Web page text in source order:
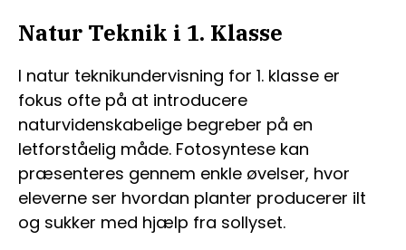
Natur Teknik i 1. Klasse
I natur teknikundervisning for 1. klasse er
fokus ofte på at introducere
naturvidenskabelige begreber på en
letforståelig måde. Fotosyntese kan
præsenteres gennem enkle øvelser, hvor
eleverne ser hvordan planter producerer ilt
og sukker med hjælp fra sollyset.